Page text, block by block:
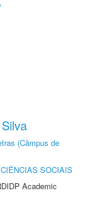
(Câmpus de
SOCIAIS
Academic